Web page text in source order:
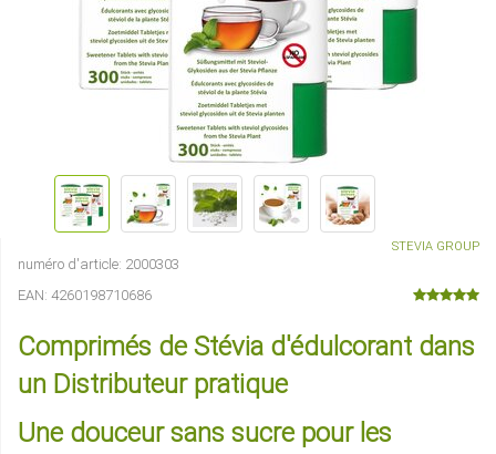
STEVIA GROUP
numéro d'article: 2000303
EAN: 4260198710686
Comprimés de Stévia d'édulcorant dans
un Distributeur pratique
Une douceur sans sucre pour les